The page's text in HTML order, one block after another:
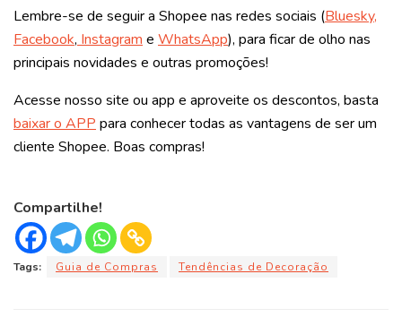
Lembre-se de seguir a Shopee nas redes sociais (Bluesky,
Facebook, Instagram e WhatsApp), para ficar de olho nas
principais novidades e outras promoções!
Acesse nosso site ou app e aproveite os descontos, basta
baixar o APP para conhecer todas as vantagens de ser um
cliente Shopee. Boas compras!
Compartilhe!
Tags: Guia de Compras Tendências de Decoração